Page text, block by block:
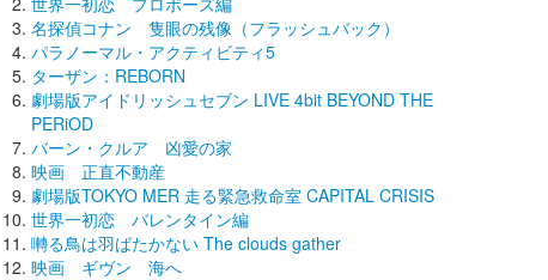
名探偵コナン 隻眼の残像（フラッシュバック）
パラノーマル・アクティビティ5
ターザン：REBORN
劇場版アイドリッシュセブン LIVE 4bit BEYOND THE
PERiOD
バーン・クルア 凶愛の家
映画 正直不動産
劇場版TOKYO MER 走る緊急救命室 CAPITAL CRISIS
世界一初恋 バレンタイン編
囀る鳥は羽ばたかない The clouds gather
映画 ギヴン 海へ